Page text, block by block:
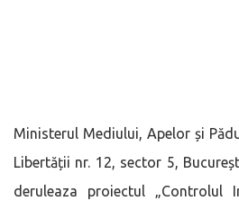
Ministerul Mediului, Apelor și
Libertății nr. 12, sector 5,
deruleaza proiectul „Controlul